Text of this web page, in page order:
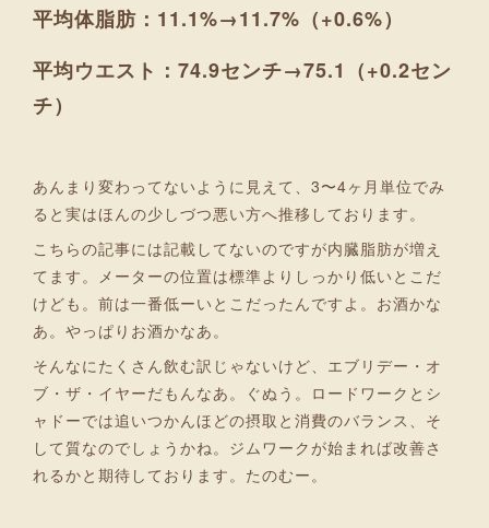
平均体脂肪：11.1%→11.7%（+0.6%）
平均ウエスト：74.9センチ→75.1（+0.2セン
チ）
あんまり変わってないように見えて、3〜4ヶ月単位でみ
ると実はほんの少しづつ悪い方へ推移しております。
こちらの記事には記載してないのですが内臓脂肪が増え
てます。メーターの位置は標準よりしっかり低いとこだ
けども。前は一番低ーいとこだったんですよ。お酒かな
あ。やっぱりお酒かなあ。
そんなにたくさん飲む訳じゃないけど、エブリデー・オ
ブ・ザ・イヤーだもんなあ。ぐぬう。ロードワークとシ
ャドーでは追いつかんほどの摂取と消費のバランス、そ
して質なのでしょうかね。ジムワークが始まれば改善さ
れるかと期待しております。たのむー。